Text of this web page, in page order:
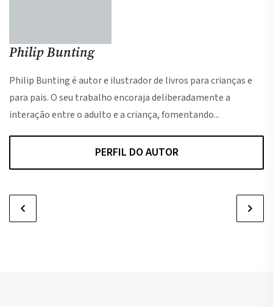
Philip Bunting
Philip Bunting é autor e ilustrador de livros para crianças e
para pais. O seu trabalho encoraja deliberadamente a
interação entre o adulto e a criança, fomentando...
PERFIL DO AUTOR